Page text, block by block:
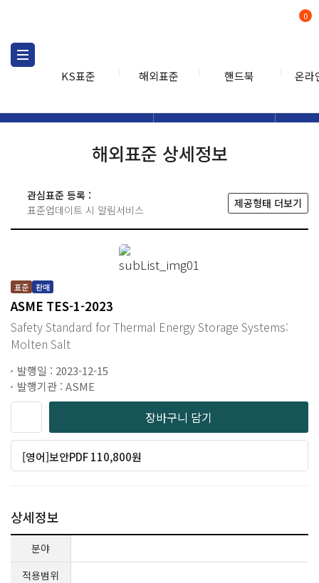
KS표준 해외표준 핸드북 온라
0
해외표준 상세정보
관심표준 등록 :
표준업데이트 시 알림서비스
제공형태 더보기
표준 판매
ASME TES-1-2023
Safety Standard for Thermal Energy Storage Systems:
Molten Salt
발행일 : 2023-12-15
발행기관 : ASME
장바구니 담기
[영어]보안PDF 110,800원
상세정보
분야
적용범위